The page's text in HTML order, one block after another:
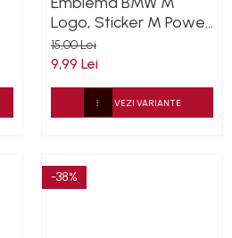
Logo, Sticker M Power
silicon
15,00 Lei
9,99 Lei
VEZI VARIANTE
-38%